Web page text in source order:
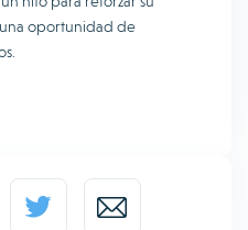
oportunidad de